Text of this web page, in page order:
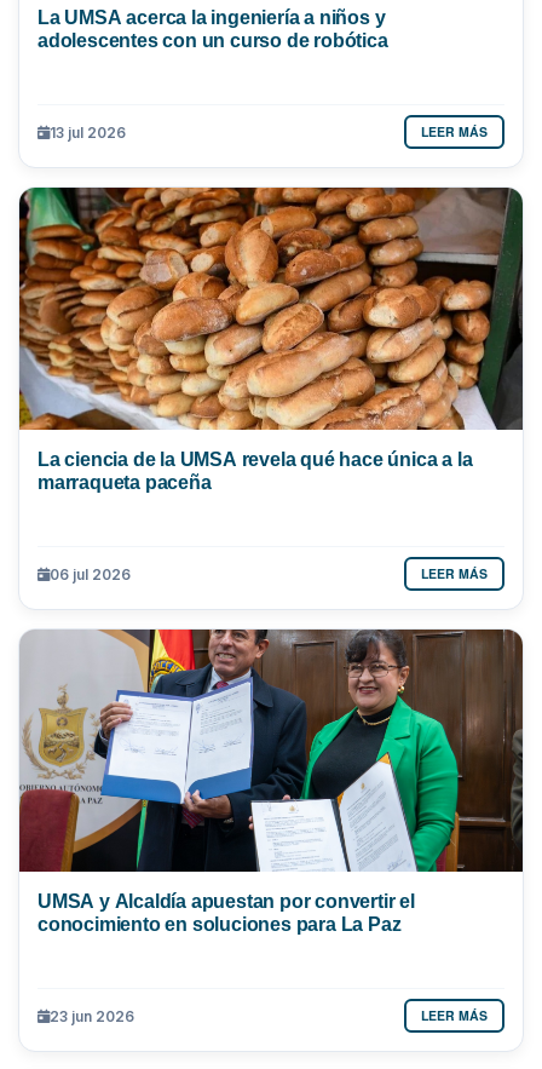
La UMSA acerca la ingeniería a niños y
adolescentes con un curso de robótica
13 jul 2026 LEER MÁS
La ciencia de la UMSA revela qué hace única a la
marraqueta paceña
06 jul 2026 LEER MÁS
UMSA y Alcaldía apuestan por convertir el
conocimiento en soluciones para La Paz
23 jun 2026 LEER MÁS